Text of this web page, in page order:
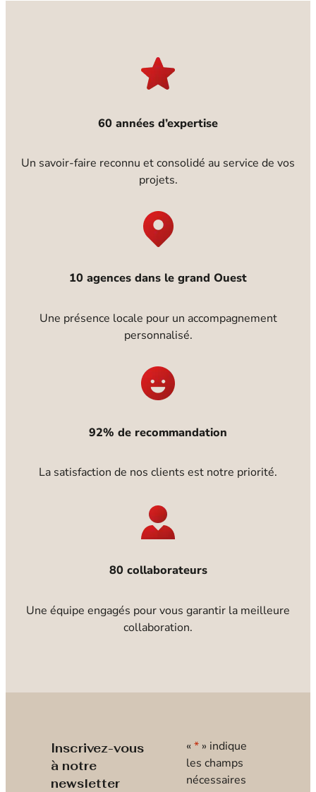
60 années d’expertise
Un savoir-faire reconnu et consolidé au service de vos
projets.
10 agences dans le grand Ouest
Une présence locale pour un accompagnement
personnalisé.
92% de recommandation
La satisfaction de nos clients est notre priorité.
80 collaborateurs
Une équipe engagés pour vous garantir la meilleure
collaboration.
Inscrivez-vous
à notre
newsletter
« * » indique
les champs
nécessaires